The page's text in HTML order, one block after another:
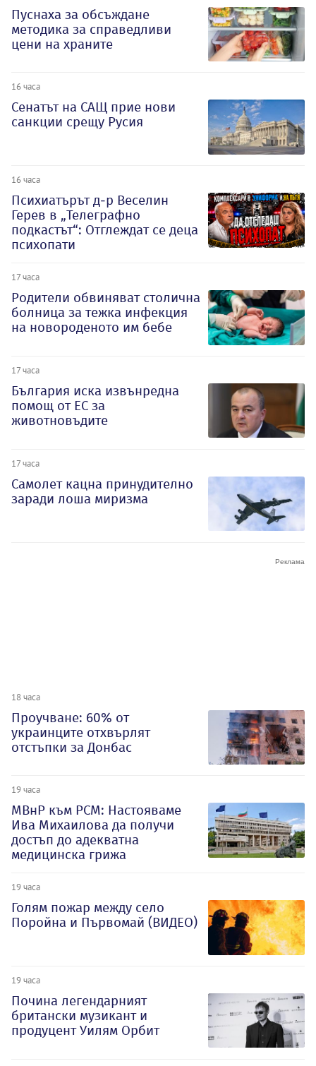
Пуснаха за обсъждане
методика за справедливи
цени на храните
16 часа
Сенатът на САЩ прие нови
санкции срещу Русия
16 часа
Психиатърът д-р Веселин
Герев в „Телеграфно
подкастът“: Отглеждат се деца
психопати
17 часа
Родители обвиняват столична
болница за тежка инфекция
на новороденото им бебе
17 часа
България иска извънредна
помощ от ЕС за
животновъдите
17 часа
Самолет кацна принудително
заради лоша миризма
18 часа
Проучване: 60% от
украинците отхвърлят
отстъпки за Донбас
19 часа
МВнР към РСМ: Настояваме
Ива Михаилова да получи
достъп до адекватна
медицинска грижа
19 часа
Голям пожар между село
Поройна и Първомай (ВИДЕО)
19 часа
Почина легендарният
британски музикант и
продуцент Уилям Орбит